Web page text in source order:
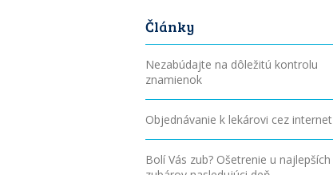
Články
Nezabúdajte na dôležitú kontrolu
znamienok
Objednávanie k lekárovi cez internet
Bolí Vás zub? Ošetrenie u najlepších